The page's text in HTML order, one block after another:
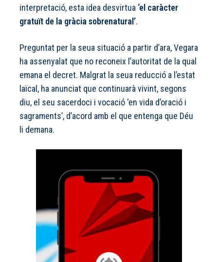
interpretació, esta idea desvirtua ‘el caràcter
gratuït de la gràcia sobrenatural’.
Preguntat per la seua situació a partir d’ara, Vegara
ha assenyalat que no reconeix l’autoritat de la qual
emana el decret. Malgrat la seua reducció a l’estat
laïcal, ha anunciat que continuarà vivint, segons
diu, el seu sacerdoci i vocació ‘en vida d’oració i
sagraments’, d’acord amb el que entenga que Déu
li demana.